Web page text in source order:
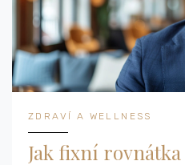
ZDRAVÍ A WELLNESS
Jak fixní